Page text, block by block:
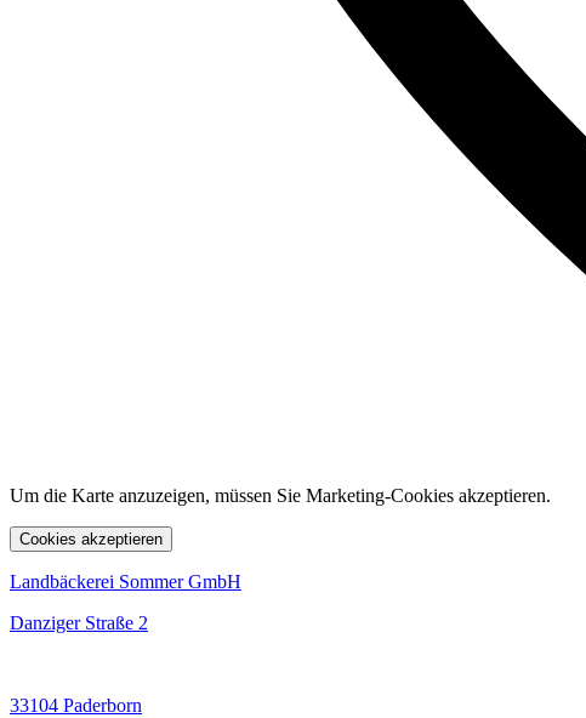
Um die Karte anzuzeigen, müssen Sie Marketing-Cookies akzeptieren.
Cookies akzeptieren
Landbäckerei Sommer GmbH
Danziger Straße 2
33104 Paderborn